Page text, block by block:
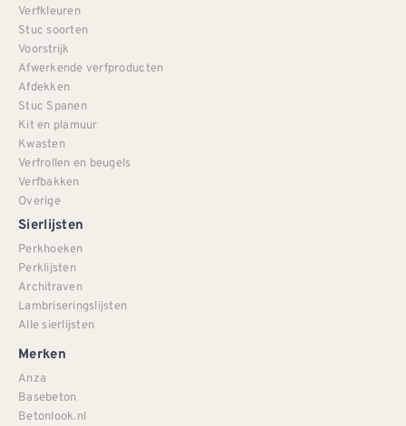
Verfkleuren
Stuc soorten
Voorstrijk
Afwerkende verfproducten
Afdekken
Stuc Spanen
Kit en plamuur
Kwasten
Verfrollen en beugels
Verfbakken
Overige
Sierlijsten
Perkhoeken
Perklijsten
Architraven
Lambriseringslijsten
Alle sierlijsten
Merken
Anza
Basebeton
Betonlook.nl